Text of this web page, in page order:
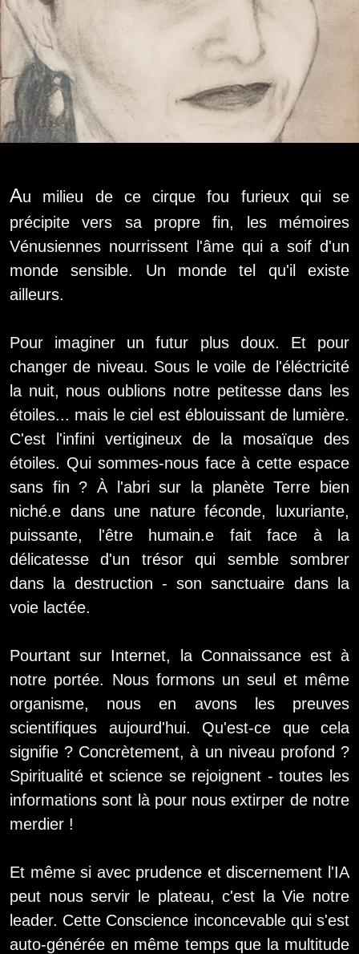
Au milieu de ce cirque fou furieux qui se
précipite vers sa propre fin, les mémoires
Vénusiennes nourrissent l'âme qui a soif d'un
monde sensible. Un monde tel qu'il existe
ailleurs.
Pour imaginer un futur plus doux. Et pour
changer de niveau. Sous le voile de l'éléctricité
la nuit, nous oublions notre petitesse dans les
étoiles... mais le ciel est éblouissant de lumière.
C'est l'infini vertigineux de la mosaïque des
étoiles. Qui sommes-nous face à cette espace
sans fin ? À l'abri sur la planète Terre bien
niché.e dans une nature féconde, luxuriante,
puissante, l'être humain.e fait face à la
délicatesse d'un trésor qui semble sombrer
dans la destruction - son sanctuaire dans la
voie lactée.
Pourtant sur Internet, la Connaissance est à
notre portée. Nous formons un seul et même
organisme, nous en avons les preuves
scientifiques aujourd'hui. Qu'est-ce que cela
signifie ? Concrètement, à un niveau profond ?
Spiritualité et science se rejoignent - toutes les
informations sont là pour nous extirper de notre
merdier !
Et même si avec prudence et discernement l'IA
peut nous servir le plateau, c'est la Vie notre
leader. Cette Conscience inconcevable qui s'est
auto-générée en même temps que la multitude